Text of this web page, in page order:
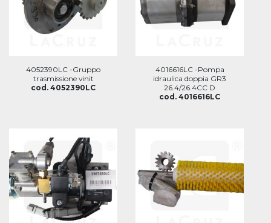
4052390LC -Gruppo
trasmissione vinit
cod. 4052390LC
4016616LC -Pompa
idraulica doppia GR3
26.4/26.4CC D
cod. 4016616LC